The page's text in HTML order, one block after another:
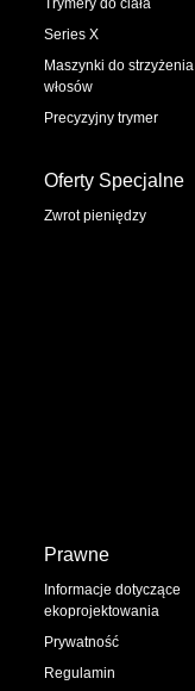
Trymery do ciała
Series X
Maszynki do strzyżenia
włosów
Precyzyjny trymer
Oferty Specjalne
Zwrot pieniędzy
Prawne
Informacje dotyczące
ekoprojektowania
Prywatność
Regulamin